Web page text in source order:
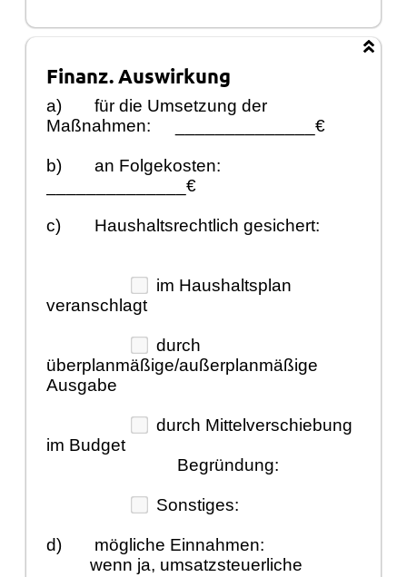
Finanz. Auswirkung
a)
für die Umsetzung der
Maßnahmen:
______________€
b)
an Folgekosten:
______________€
c) Haushaltsrechtlich gesichert:
im Haushaltsplan
veranschlagt
durch
überplanmäßige/außerplanmäßige
Ausgabe
durch Mittelverschiebung
im Budget
Begründung:
Sonstiges:
d)
mögliche Einnahmen:
wenn ja, umsatzsteuerliche